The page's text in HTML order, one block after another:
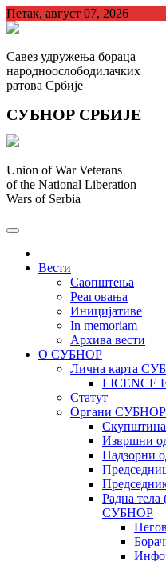
Skip
to
Петак, август 07, 2026
Савез удружења бораца
народноослободилачких
ратова Србије
СУБНОР СРБИЈЕ
Union of War Veterans
of the National Liberation
Wars of Serbia
Вести
Саопштења
Реаговања
Иницијативе
In memoriam
Архива вести
О СУБНОР
Лична карта
LICENCE
Статут
Органи СУБНОР
Скупштина
Извршни
Надзорни
Радна тела
СУБНОР